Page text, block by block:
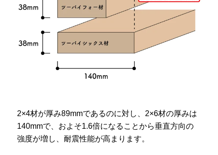
2×4材が厚み89mmであるのに対し、2×6材の厚みは
140mmで、およそ1.6倍になることから垂直方向の
強度が増し、耐震性能が高まります。